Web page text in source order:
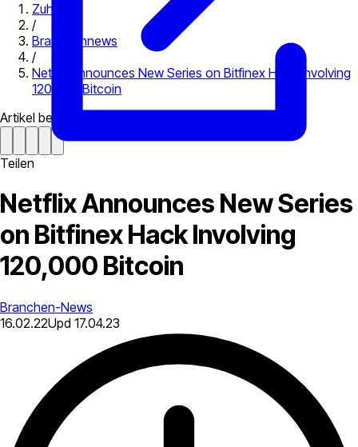
Zuhause
/
Branchennews
/
Netflix Announces New Series on Bitfinex Hack Involving
120,000 Bitcoin
Artikel bewerten
Teilen
Netflix Announces New Series
on Bitfinex Hack Involving
120,000 Bitcoin
Branchen-News
16.02.22Upd 17.04.23